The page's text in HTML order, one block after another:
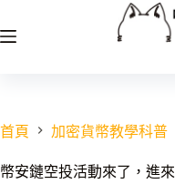
至
容
首頁 加密貨幣教學科普
幣安鏈空投活動來了，進